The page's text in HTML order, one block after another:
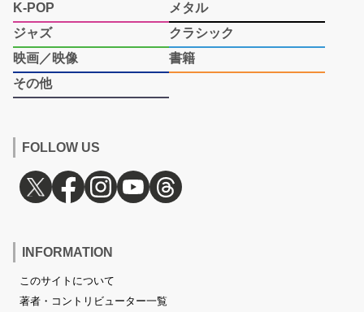
K-POP
メタル
ジャズ
クラシック
映画／映像
書籍
その他
FOLLOW US
INFORMATION
このサイトについて
著者・コントリビューター一覧